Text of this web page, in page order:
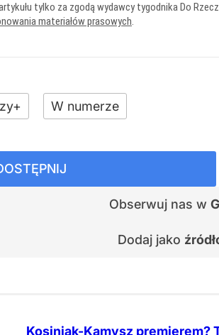
tylko za zgodą wydawcy tygodnika Do
materiałów prasowych.
W numerze
Obserwuj nas w
Dodaj jako
Kosiniak-Kamysz premierem?